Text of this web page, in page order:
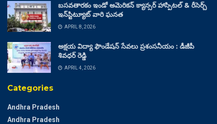
బసవతారకం ఇండో అమెరికన్ క్యాన్సర్ హాస్పిటల్ & రీసెర్చ్
ఇన్‌స్టిట్యూట్ వారి ఘనత
APRIL 8, 2026
అక్షయ విద్యా ఫౌండేషన్ సేవలు ప్రశంసనీయం : డీజీపీ
శివధర్ రెడ్డి
APRIL 4, 2026
Categories
Andhra Pradesh
Andhra Pradesh